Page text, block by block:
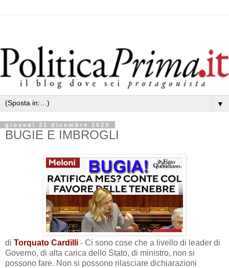
▼
giovedì 21 dicembre 2023
BUGIE E IMBROGLI
di Torquato Cardilli - Ci sono cose che a livello di leader di
Governo, di alta carica dello Stato, di ministro, non si
possono fare. Non si possono rilasciare dichiarazioni